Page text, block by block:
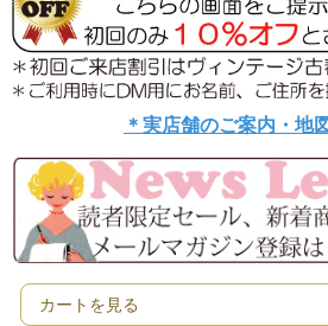
＊実店舗のご案内・地
カートを見る